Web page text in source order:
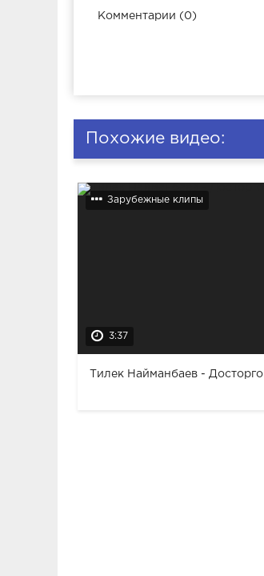
Комментарии (0)
Похожие видео:
Зарубежные клипы
3:37
Тилек Найманбаев - Досторго